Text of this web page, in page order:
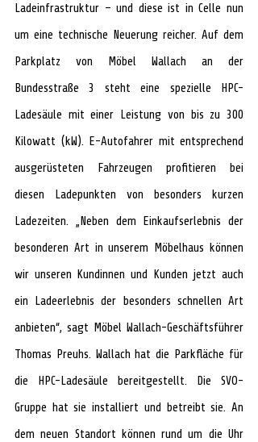
Ladeinfrastruktur – und diese ist in Celle nun
um eine technische Neuerung reicher. Auf dem
Parkplatz von Möbel Wallach an der
Bundesstraße 3 steht eine spezielle HPC-
Ladesäule mit einer Leistung von bis zu 300
Kilowatt (kW). E-Autofahrer mit entsprechend
ausgerüsteten Fahrzeugen profitieren bei
diesen Ladepunkten von besonders kurzen
Ladezeiten. „Neben dem Einkaufserlebnis der
besonderen Art in unserem Möbelhaus können
wir unseren Kundinnen und Kunden jetzt auch
ein Ladeerlebnis der besonders schnellen Art
anbieten“, sagt Möbel Wallach-Geschäftsführer
Thomas Preuhs. Wallach hat die Parkfläche für
die HPC-Ladesäule bereitgestellt. Die SVO-
Gruppe hat sie installiert und betreibt sie. An
dem neuen Standort können rund um die Uhr